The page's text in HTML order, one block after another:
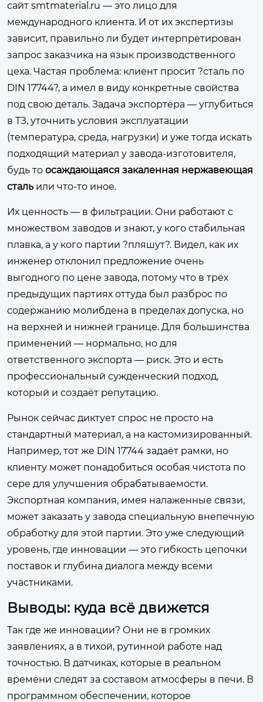
сайт smtmaterial.ru — это лицо для
международного клиента. И от их экспертизы
зависит, правильно ли будет интерпретирован
запрос заказчика на язык производственного
цеха. Частая проблема: клиент просит ?сталь по
DIN 17744?, а имел в виду конкретные свойства
под свою деталь. Задача экспортёра — углубиться
в ТЗ, уточнить условия эксплуатации
(температура, среда, нагрузки) и уже тогда искать
подходящий материал у завода-изготовителя,
будь то осаждающаяся закаленная нержавеющая
сталь или что-то иное.
Их ценность — в фильтрации. Они работают с
множеством заводов и знают, у кого стабильная
плавка, а у кого партии ?пляшут?. Видел, как их
инженер отклонил предложение очень
выгодного по цене завода, потому что в трёх
предыдущих партиях оттуда был разброс по
содержанию молибдена в пределах допуска, но
на верхней и нижней границе. Для большинства
применений — нормально, но для
ответственного экспорта — риск. Это и есть
профессиональный сужденческий подход,
который и создаёт репутацию.
Рынок сейчас диктует спрос не просто на
стандартный материал, а на кастомизированный.
Например, тот же DIN 17744 задаёт рамки, но
клиенту может понадобиться особая чистота по
сере для улучшения обрабатываемости.
Экспортная компания, имея налаженные связи,
может заказать у завода специальную внепечную
обработку для этой партии. Это уже следующий
уровень, где инновации — это гибкость цепочки
поставок и глубина диалога между всеми
участниками.
Выводы: куда всё движется
Так где же инновации? Они не в громких
заявлениях, а в тихой, рутинной работе над
точностью. В датчиках, которые в реальном
времени следят за составом атмосферы в печи. В
программном обеспечении, которое